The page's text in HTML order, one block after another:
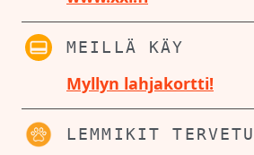
MEILLÄ KÄY
Myllyn lahjakortti!
LEMMIKIT